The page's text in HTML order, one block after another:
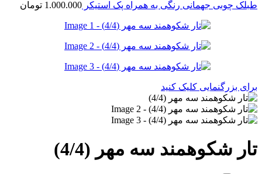
طبلک چوبی جهمانی رنگی به همراه پک استیکر 1.000.000 تومان
برای بزرگنمایی کلیک کنید
تار شکوهمند سه مهر (4/4)